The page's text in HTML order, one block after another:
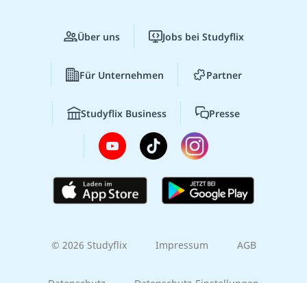
Über uns Jobs bei Studyflix
Für Unternehmen Partner
Studyflix Business Presse
© 2026 Studyflix Impressum AGB